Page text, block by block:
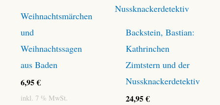
Weihnachtsmärchen
und
Weihnachtssagen
aus Baden
6,95€
inkl. 7 % MwSt.
Backstein, Bastian:
Kathrinchen
Zimtstern und der
Nussknackerdetektiv
24,95€